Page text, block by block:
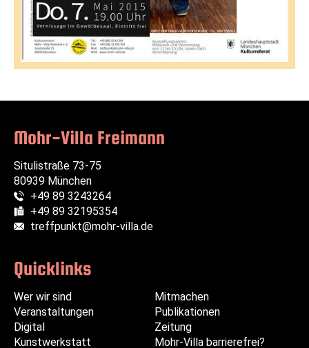
Mohr-Villa Freimann
Situlistraße 73-75
80939 München
Telefon:
+49 89 3243264
Fax:
+49 89 32195354
E-Mail:
treffpunkt@mohr-villa.de
Quicklinks
überspringen
Wer wir sind
Veranstaltungen
Digital
Kunstwerkstatt
überspringen
Mitmachen
Publikationen
Zeitung
Mohr-Villa barrierefrei?